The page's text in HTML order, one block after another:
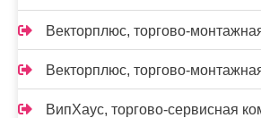
Векторплюс, торгово-
Векторплюс, торгово-
ВипХаус, торгово-сервисная